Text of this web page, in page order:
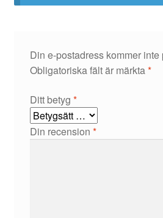
Din e-postadress kommer inte
Obligatoriska fält är märkta*
Ditt betyg *
Din recension *